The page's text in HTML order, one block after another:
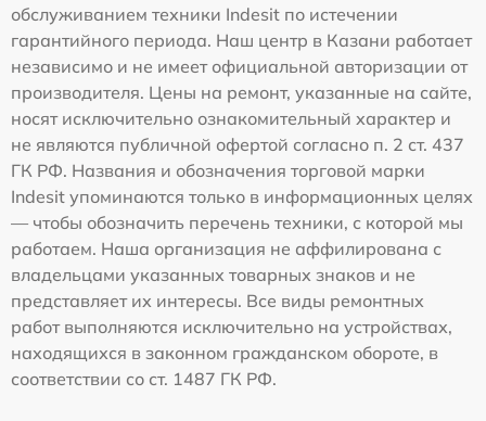
обслуживанием техники Indesit по истечении
гарантийного периода. Наш центр в Казани работает
независимо и не имеет официальной авторизации от
производителя. Цены на ремонт, указанные на сайте,
носят исключительно ознакомительный характер и
не являются публичной офертой согласно п. 2 ст. 437
ГК РФ. Названия и обозначения торговой марки
Indesit упоминаются только в информационных целях
— чтобы обозначить перечень техники, с которой мы
работаем. Наша организация не аффилирована с
владельцами указанных товарных знаков и не
представляет их интересы. Все виды ремонтных
работ выполняются исключительно на устройствах,
находящихся в законном гражданском обороте, в
соответствии со ст. 1487 ГК РФ.